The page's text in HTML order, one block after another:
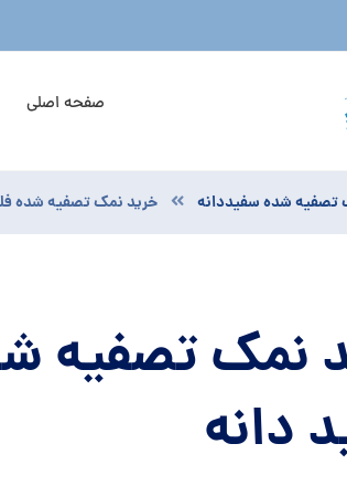
صفحه اصلی
تصفیه شده سفیددانه خرید نمک تصفیه شده
نمک تصفیه
دانه